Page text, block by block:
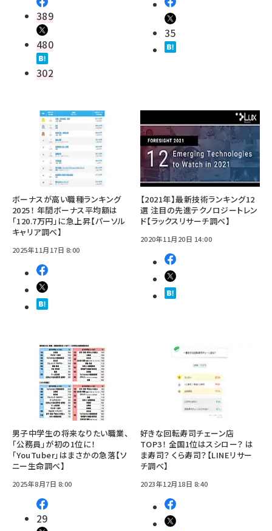
389
480
302
35
ボーナスが高い職種ランキング
2025！ 年間ボーナス平均額は
「120.7万円」に急上昇【パーソル
キャリア調べ】
2025年11月17日 8:00
【2021年】最新技術ランキング12
選 注目の先進テクノロジートレン
ド【ラックスリサーチ調べ】
2020年11月20日 14:00
男子中学生の将来なりたい職業、
「公務員」が初の1位に！
「YouTuber」はまさかの急落【ソ
ニー生命調べ】
2025年8月7日 8:00
29
好きな回転寿司チェーン店
TOP3！ 全国1位はスシロー？ は
ま寿司？ くら寿司？【LINEリサー
チ調べ】
2023年12月18日 8:40